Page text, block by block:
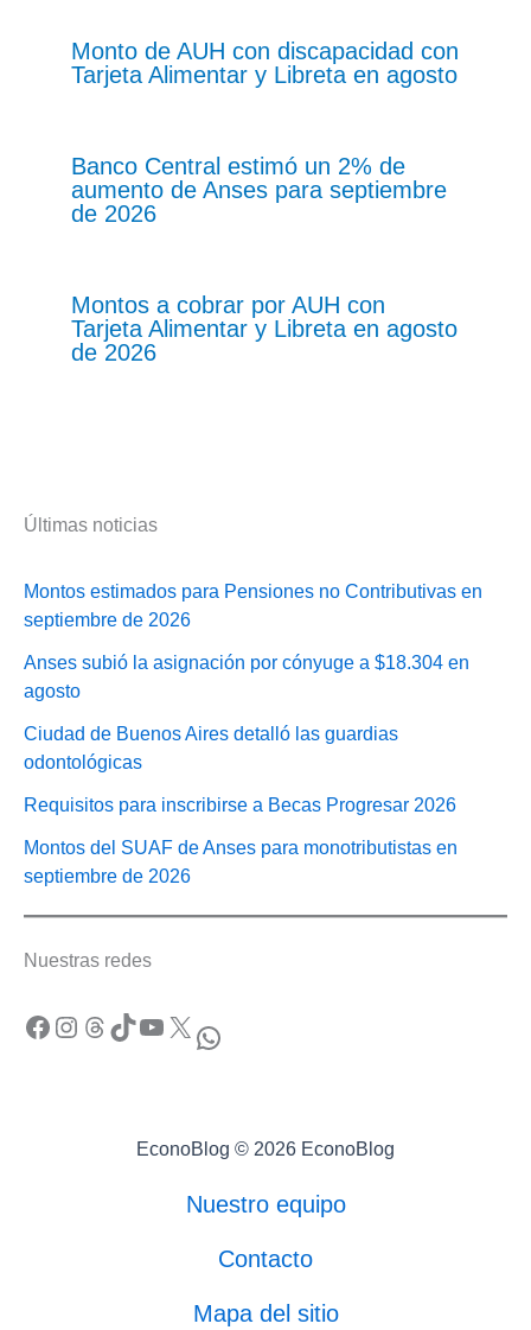
Monto de AUH con discapacidad con
Tarjeta Alimentar y Libreta en agosto
Banco Central estimó un 2% de
aumento de Anses para septiembre
de 2026
Montos a cobrar por AUH con
Tarjeta Alimentar y Libreta en agosto
de 2026
Últimas noticias
Montos estimados para Pensiones no Contributivas en
septiembre de 2026
Anses subió la asignación por cónyuge a $18.304 en
agosto
Ciudad de Buenos Aires detalló las guardias
odontológicas
Requisitos para inscribirse a Becas Progresar 2026
Montos del SUAF de Anses para monotributistas en
septiembre de 2026
Nuestras redes
Facebook Instagram Threads TikTok YouTube X WhatsApp
EconoBlog © 2026 EconoBlog
Nuestro equipo
Contacto
Mapa del sitio